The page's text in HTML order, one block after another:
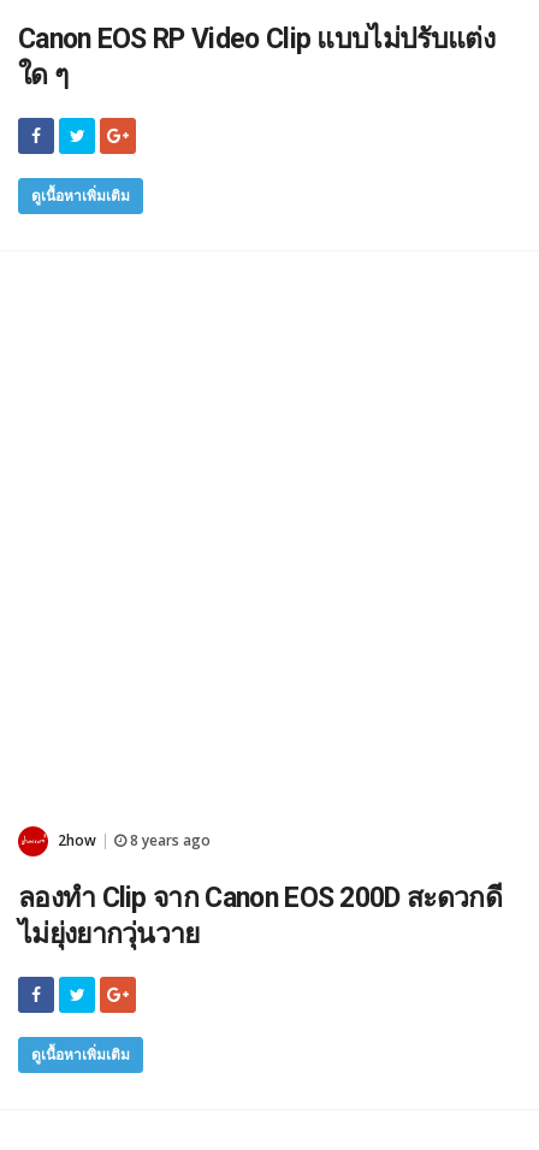
Canon EOS RP Video Clip แบบไม่ปรับแต่ง
ใด ๆ
ดูเนื้อหาเพิ่มเติม
2how 8 years ago
ลองทำ Clip จาก Canon EOS 200D สะดวกดี
ไม่ยุ่งยากวุ่นวาย
ดูเนื้อหาเพิ่มเติม